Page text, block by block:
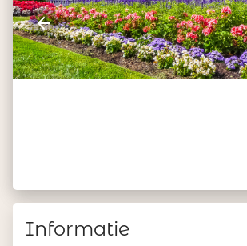
Informatie